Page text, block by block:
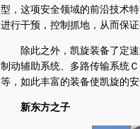
型，这项安全领域的前沿技术
进行干预，控制抓地，从而保
除此之外，凯旋装备了定速
制动辅助系统、多路传输系统
等，如此丰富的装备使凯旋的
新东方之子